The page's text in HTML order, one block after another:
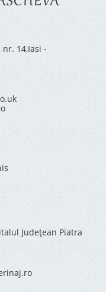
14,Iasi -
Județean Piatra